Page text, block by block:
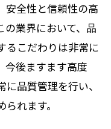
安全性と信頼性の高
の業界において、品
るこだわりは非常に
今後ますます高度
品質管理を行い、
れます。